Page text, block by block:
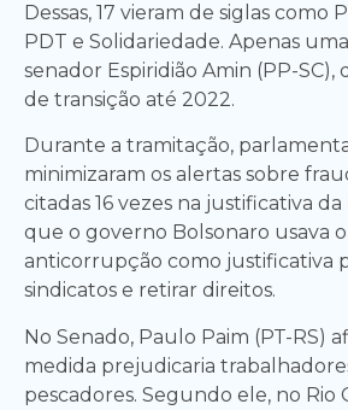
Dessas, 17 vieram de siglas como
PDT e Solidariedade. Apenas
senador Espiridião Amin (PP-
de transição até 2022.
Durante a tramitação,
minimizaram os alertas sobre
citadas 16 vezes na justificativa
que o governo Bolsonaro usava
anticorrupção como justificativa
sindicatos e retirar direitos.
No Senado, Paulo Paim (PT-RS)
medida prejudicaria
pescadores. Segundo ele, no Rio